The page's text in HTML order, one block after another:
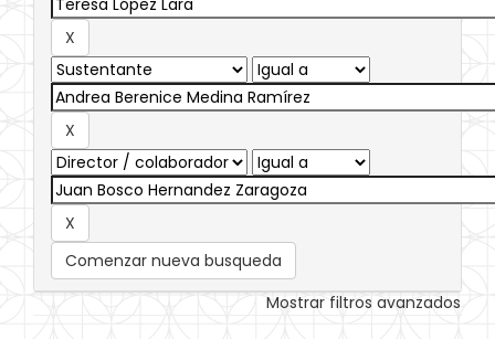
Comenzar nueva busqueda
Mostrar filtros avanzados